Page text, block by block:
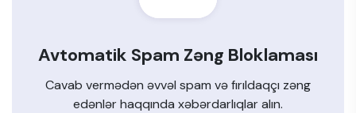
Avtomatik Spam Zəng Bloklaması
Cavab vermədən əvvəl spam və fırıldaqçı zəng
edənlər haqqında xəbərdarlıqlar alın.